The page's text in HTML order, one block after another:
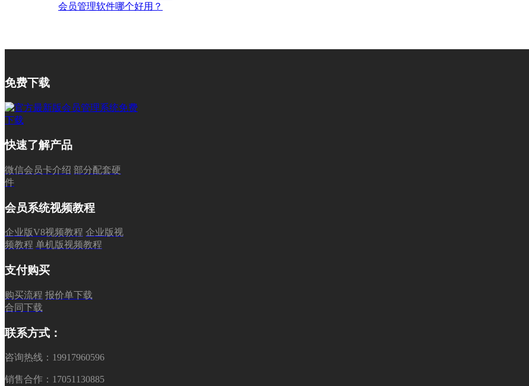
会员管理软件哪个好用？
免费下载
快速了解产品
微信会员卡介绍 部分配套硬
件
会员系统视频教程
企业版V8视频教程 企业版视
频教程 单机版视频教程
支付购买
购买流程 报价单下载
合同下载
联系方式：
咨询热线：19917960596
销售合作：17051130885